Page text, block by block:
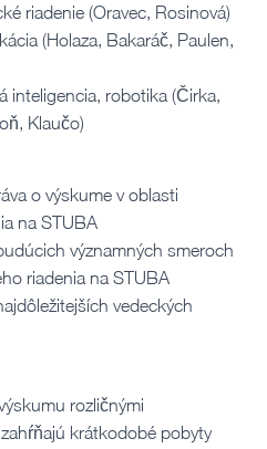
riadenie (Oravec, Rosinová)
(Holaza, Bakaráč, Paulen,
inteligencia, robotika (Čirka,
Klaučo)
o výskume v oblasti
na STUBA
významných smeroch
riadenia na STUBA
vedeckých
rozličnými
krátkodobé pobyty